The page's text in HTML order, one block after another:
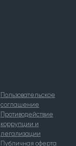
Пользовательское
соглашение
Противодействие
коррупции и
легализации
Публичная оферта